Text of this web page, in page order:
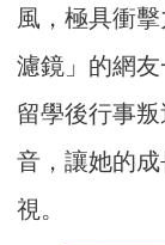
風，極具衝
濾鏡」的網
留學後行事
音，讓她的
視。